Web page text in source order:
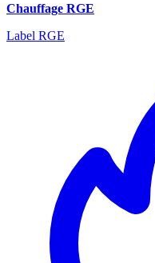
Chauffage RGE
Label RGE